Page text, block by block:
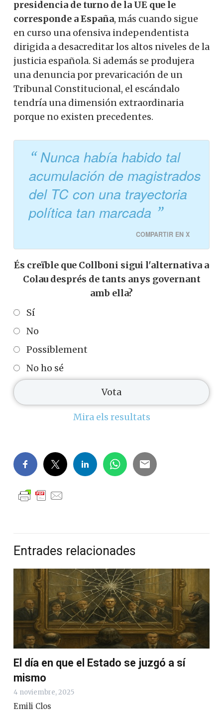
presidencia de turno de la UE que le
corresponde a España, más cuando sigue
en curso una ofensiva independentista
dirigida a desacreditar los altos niveles de la
justicia española. Si además se produjera
una denuncia por prevaricación de un
Tribunal Constitucional, el escándalo
tendría una dimensión extraordinaria
porque no existen precedentes.
Nunca había habido tal
acumulación de magistrados
del TC con una trayectoria
política tan marcada
COMPARTIR EN X
És creïble que Collboni sigui l'alternativa a
Colau després de tants anys governant
amb ella?
Sí
No
Possiblement
No ho sé
Mira els resultats
Entrades relacionades
El día en que el Estado se juzgó a sí
mismo
4 noviembre, 2025
Emili Clos